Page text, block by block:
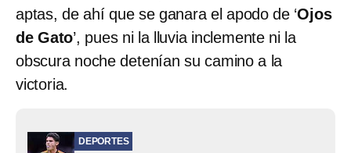
aptas, de ahí que se ganara el apodo de ‘Ojos
de Gato’, pues ni la lluvia inclemente ni la
obscura noche detenían su camino a la
victoria.
DEPORTES